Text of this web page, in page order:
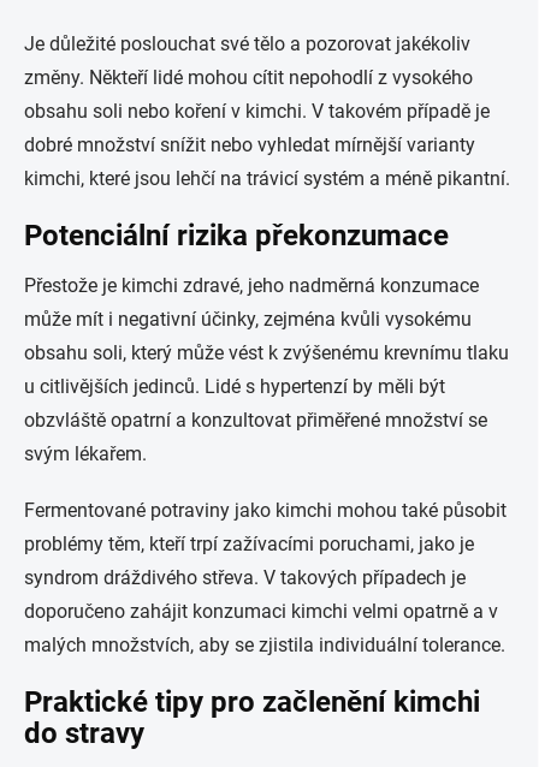
Je důležité poslouchat své tělo a pozorovat jakékoliv
změny. Někteří lidé mohou cítit nepohodlí z vysokého
obsahu soli nebo koření v kimchi. V takovém případě je
dobré množství snížit nebo vyhledat mírnější varianty
kimchi, které jsou lehčí na trávicí systém a méně pikantní.
Potenciální rizika překonzumace
Přestože je kimchi zdravé, jeho nadměrná konzumace
může mít i negativní účinky, zejména kvůli vysokému
obsahu soli, který může vést k zvýšenému krevnímu tlaku
u citlivějších jedinců. Lidé s hypertenzí by měli být
obzvláště opatrní a konzultovat přiměřené množství se
svým lékařem.
Fermentované potraviny jako kimchi mohou také působit
problémy těm, kteří trpí zažívacími poruchami, jako je
syndrom dráždivého střeva. V takových případech je
doporučeno zahájit konzumaci kimchi velmi opatrně a v
malých množstvích, aby se zjistila individuální tolerance.
Praktické tipy pro začlenění kimchi
do stravy